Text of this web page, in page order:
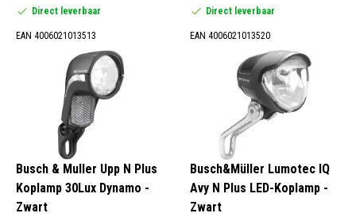
Direct leverbaar
EAN 4006021013513
Direct leverbaar
EAN 4006021013520
Busch & Muller Upp N Plus
Koplamp 30Lux Dynamo -
Zwart
Busch&Müller Lumotec IQ
Avy N Plus LED-Koplamp -
Zwart